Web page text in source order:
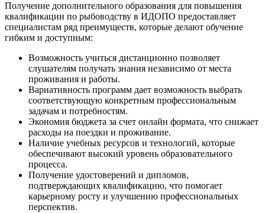
Получение дополнительного образования для повышения
квалификации по рыбоводству в ИДОПО предоставляет
специалистам ряд преимуществ, которые делают обучение
гибким и доступным:
Возможность учиться дистанционно позволяет
слушателям получать знания независимо от места
проживания и работы.
Вариативность программ дает возможность выбрать
соответствующую конкретным профессиональным
задачам и потребностям.
Экономия бюджета за счет онлайн формата, что снижает
расходы на поездки и проживание.
Наличие учебных ресурсов и технологий, которые
обеспечивают высокий уровень образовательного
процесса.
Получение удостоверений и дипломов,
подтверждающих квалификацию, что помогает
карьерному росту и улучшению профессиональных
перспектив.